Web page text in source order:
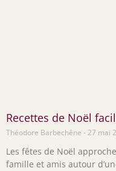
Recettes de Noël
Théodore Barbechêne 27 mai
Les fêtes de Noël
famille et amis autour